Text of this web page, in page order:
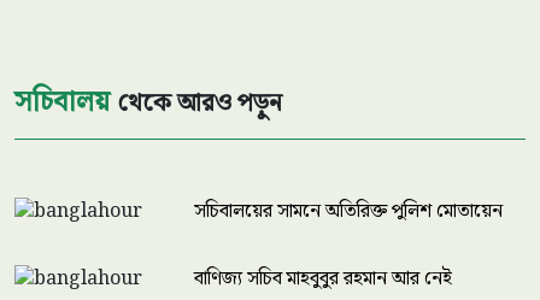
সচিবালয়থেকে আরও পড়ুন
সচিবালয়ের সামনে অতিরিক্ত পুলিশ মোতায়েন
বাণিজ্য সচিব মাহবুবুর রহমান আর নেই